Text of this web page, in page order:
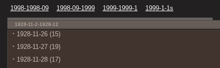
1998-1998-09
1998-09-1999 1999-1999-1 1999-1-1s
1928-11-2-1928-12
1928-11-26 (15)
1928-11-27 (19)
1928-11-28 (17)